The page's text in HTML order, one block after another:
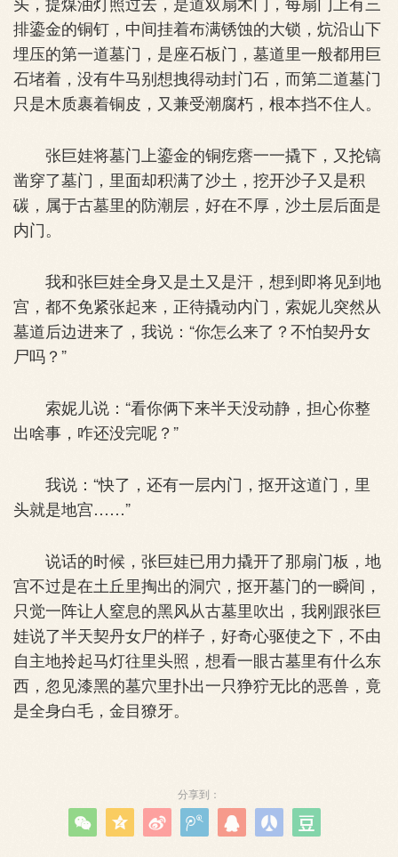
排鎏金的铜钉，中间挂着布满锈蚀的大锁，炕沿山下
埋压的第一道墓门，是座石板门，墓道里一般都用巨
石堵着，没有牛马别想拽得动封门石，而第二道墓门
只是木质裹着铜皮，又兼受潮腐朽，根本挡不住人。
张巨娃将墓门上鎏金的铜疙瘩一一撬下，又抡镐
凿穿了墓门，里面却积满了沙土，挖开沙子又是积
碳，属于古墓里的防潮层，好在不厚，沙土层后面是
内门。
我和张巨娃全身又是土又是汗，想到即将见到地
宫，都不免紧张起来，正待撬动内门，索妮儿突然从
墓道后边进来了，我说：“你怎么来了？不怕契丹女
尸吗？”
索妮儿说：“看你俩下来半天没动静，担心你整
出啥事，咋还没完呢？”
我说：“快了，还有一层内门，抠开这道门，里
头就是地宫……”
说话的时候，张巨娃已用力撬开了那扇门板，地
宫不过是在土丘里掏出的洞穴，抠开墓门的一瞬间，
只觉一阵让人窒息的黑风从古墓里吹出，我刚跟张巨
娃说了半天契丹女尸的样子，好奇心驱使之下，不由
自主地拎起马灯往里头照，想看一眼古墓里有什么东
西，忽见漆黑的墓穴里扑出一只狰狞无比的恶兽，竟
是全身白毛，金目獠牙。
分享到：
      